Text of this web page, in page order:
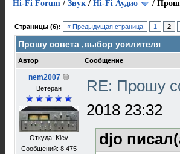
Hi-Fi Forum / Звук / Hi-Fi Аудио /
Страницы (6): « Предыдущая страница 1 2
Прошу совета ,выбор усилителя
Автор Сообщение
nem2007
Ветеран
Откуда: Kiev
Сообщений: 8 475
RE: Прошу
2018 23:32
djo